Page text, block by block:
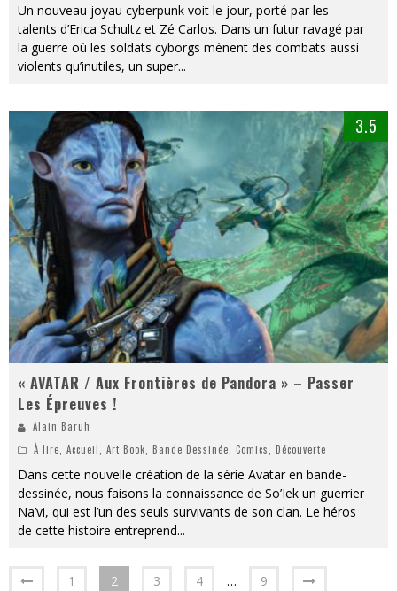
Un nouveau joyau cyberpunk voit le jour, porté par les
talents d’Erica Schultz et Zé Carlos. Dans un futur ravagé par
la guerre où les soldats cyborgs mènent des combats aussi
violents qu’inutiles, un super...
3.5
« AVATAR / Aux Frontières de Pandora » – Passer
Les Épreuves !
Alain Baruh
À lire, Accueil, Art Book, Bande Dessinée, Comics, Découverte
Dans cette nouvelle création de la série Avatar en bande-
dessinée, nous faisons la connaissance de So’Iek un guerrier
Na’vi, qui est l’un des seuls survivants de son clan. Le héros
de cette histoire entreprend...
1 2 3 4 … 9